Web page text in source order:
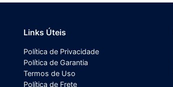
Links Úteis
Política de Privacidade
Política de Garantia
Termos de Uso
Política de Frete